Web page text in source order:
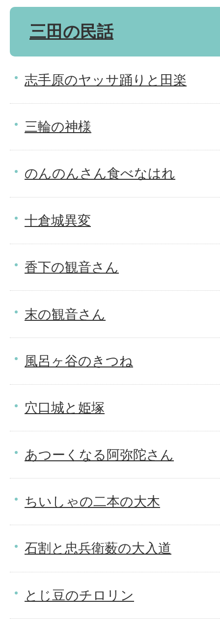
三田の民話
志手原のヤッサ踊りと田楽
三輪の神様
のんのんさん食べなはれ
十倉城異変
香下の観音さん
末の観音さん
風呂ヶ谷のきつね
穴口城と姫塚
あつーくなる阿弥陀さん
ちいしゃの二本の大木
石割と忠兵衛薮の大入道
とじ豆のチロリン